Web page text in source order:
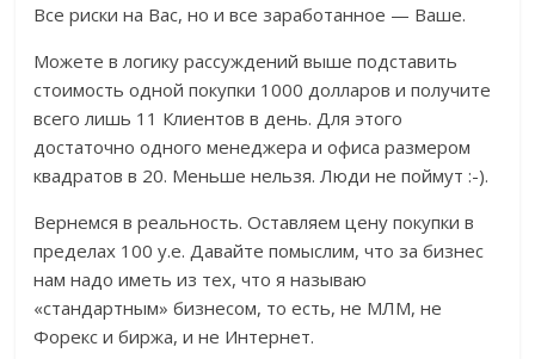
Все риски на Вас, но и все заработанное — Ваше.
Можете в логику рассуждений выше подставить
стоимость одной покупки 1000 долларов и получите
всего лишь 11 Клиентов в день. Для этого
достаточно одного менеджера и офиса размером
квадратов в 20. Меньше нельзя. Люди не поймут :-).
Вернемся в реальность. Оставляем цену покупки в
пределах 100 у.е. Давайте помыслим, что за бизнес
нам надо иметь из тех, что я называю
«стандартным» бизнесом, то есть, не МЛМ, не
Форекс и биржа, и не Интернет.